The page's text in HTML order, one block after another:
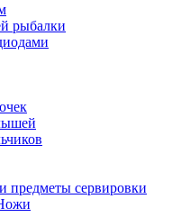
рыбалки
предметы сервировки